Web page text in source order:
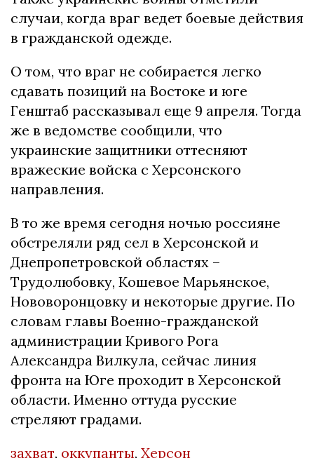
случаи, когда враг ведет боевые действия
в гражданской одежде.
О том, что враг не собирается легко
сдавать позиций на Востоке и юге
Генштаб рассказывал еще 9 апреля. Тогда
же в ведомстве сообщили, что
украинские защитники оттесняют
вражеские войска с Херсонского
направления.
В то же время сегодня ночью россияне
обстреляли ряд сел в Херсонской и
Днепропетровской областях –
Трудолюбовку, Кошевое Марьянское,
Нововоронцовку и некоторые другие. По
словам главы Военно-гражданской
администрации Кривого Рога
Александра Вилкула, сейчас линия
фронта на Юге проходит в Херсонской
области. Именно оттуда русские
стреляют градами.
захват, оккупанты, Херсон